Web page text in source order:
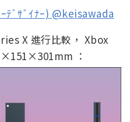
ﾃﾞｻﾞｲﾅｰ) @keisawada
X 進行比較， Xbox
：